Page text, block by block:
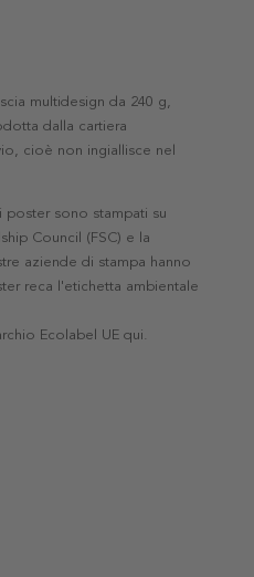
multidesign da 240 g,
dalla cartiera
cioè non ingiallisce nel
poster sono stampati su
Council (FSC) e la
aziende di stampa hanno
reca l'etichetta ambientale
Ecolabel UE qui.